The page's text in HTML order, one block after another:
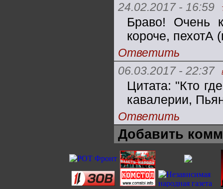
24.02.2017 - 16:59
Браво! Очень
короче, пехотА
Ответить
06.03.2017 - 22:37
Цитата: "Кто
кавалерии,
Ответить
Добавить